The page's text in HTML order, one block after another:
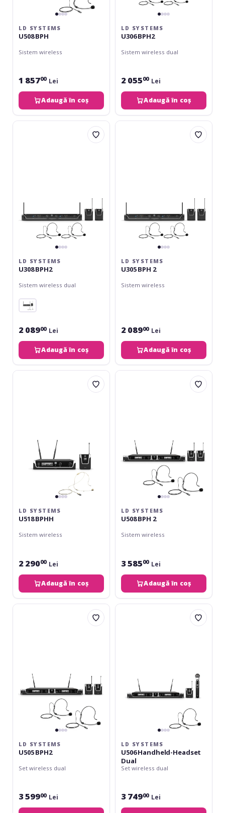
LD SYSTEMS
U508 BPH
Sistem wireless
1 85700 Lei
Adaugă în coș
LD SYSTEMS
U306 BPH2
Sistem wireless dual
2 05500 Lei
Adaugă în coș
LD
LD SYSTEMS
U308 BPH2
Sistem wireless dual
2 08900 Lei
Adaugă în coș
LD
LD SYSTEMS
U305 BPH 2
Sistem wireless
2 08900 Lei
Adaugă în coș
LD
LD SYSTEMS
U518 BPHH
Sistem wireless
2 29000 Lei
Adaugă în coș
LD
LD SYSTEMS
U508 BPH 2
Sistem wireless
3 58500 Lei
Adaugă în coș
LD
LD SYSTEMS
U505 BPH2
Set wireless dual
3 59900 Lei
LD
LD SYSTEMS
U506 Handheld-Headset
Dual
Set wireless dual
3 74900 Lei